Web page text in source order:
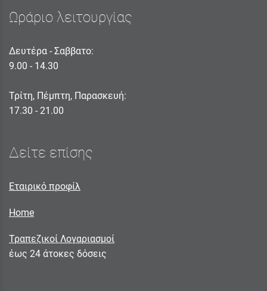
Ωράριο λειτουργίας
Δευτέρα - Σαββατο:
9.00 - 14.30
Τρίτη, Πέμπτη, Παρασκευή:
17.30 - 21.00
Δείτε επίσης
Εταιρικό προφίλ
Home
Τραπεζικοί Λογαριασμοί
έως 24 άτοκες δόσεις